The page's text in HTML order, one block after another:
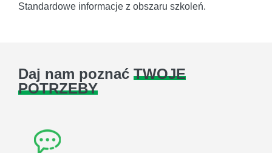
Standardowe informacje z obszaru szkoleń.
Daj nam poznać TWOJE
POTRZEBY